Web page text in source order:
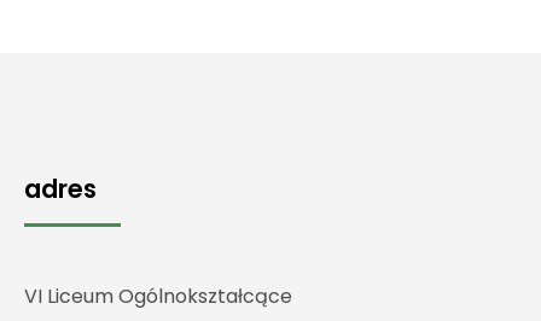
adres
VI Liceum Ogólnokształcące